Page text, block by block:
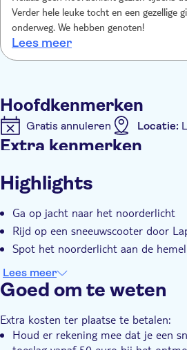
Verder hele leuke tocht en een gezellige
onderweg. We hebben genoten!
Lees meer
Hoofdkenmerken
Gratis annuleren Locatie:
Extra kenmerken
Highlights
Ga op jacht naar het noorderlicht
Rijd op een sneeuwscooter door
Spot het noorderlicht aan de hemel
Lees meer
Goed om te weten
Extra kosten ter plaatse te betalen:
Houd er rekening mee dat je een